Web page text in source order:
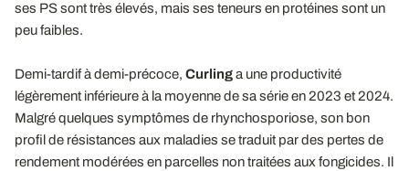
ses PS sont très élevés, mais ses teneurs en protéines sont un
peu faibles.
Demi-tardif à demi-précoce, Curlinga une productivité
légèrement inférieure à la moyenne de sa série en 2023 et 2024.
Malgré quelques symptômes de rhynchosporiose, son bon
profil de résistances aux maladies se traduit par des pertes de
rendement modérées en parcelles non traitées aux fongicides. Il